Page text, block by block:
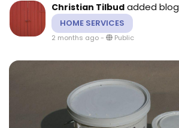
Christian Tilbud added blog
HOME SERVICES
2 months ago- Public